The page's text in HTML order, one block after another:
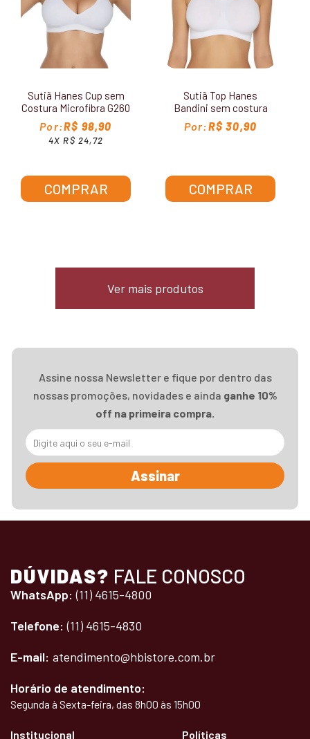
Sutiã Hanes Cup sem
Costura Microfibra G260
R$ 98,90
4X R$ 24,72
COMPRAR
Sutiã Top Hanes
Bandini sem costura
H299
R$ 30,90
COMPRAR
Ver mais produtos
Assine nossa Newsletter e fique por dentro das
nossas promoções, novidades e ainda ganhe 10%
off na primeira compra.
Assinar
DÚVIDAS? FALE CONOSCO
WhatsApp: (11) 4615-4800
Telefone: (11) 4615-4830
E-mail: atendimento@hbistore.com.br
Horário de atendimento:
Segunda à Sexta-feira, das 8h00 às 15h00
Institucional
Políticas